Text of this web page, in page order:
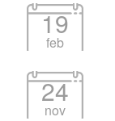
19
feb
24
nov